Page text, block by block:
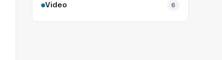
Video 6